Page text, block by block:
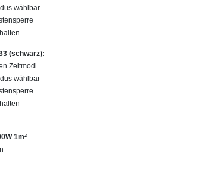
wählbar
(schwarz):
Zeitmodi
wählbar
1m²